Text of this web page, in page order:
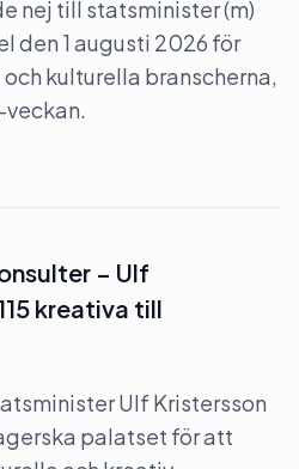
nej till statsminister (m)
den 1 augusti 2026 för
kulturella branscherna,
– Ulf
kreativa till
Ulf Kristersson
palatset för att